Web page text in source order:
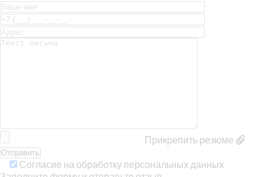
Прикрепить резюме
Согласие на обработку персональных данных